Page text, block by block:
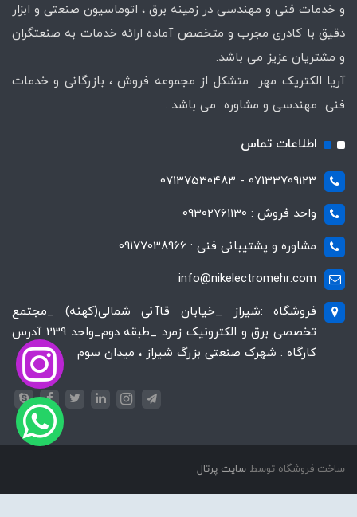
و خدمات فنی و مهندسی در زمینه برق ، اتوماسیون صنعتی و ابزار
دقیق با کادری مجرب و متخصص آماده ارائه خدمات به صنعتگران
و مشتریان عزیز می باشد.
آریا الکتریک مهر متشکل از مجموعه فروش ، بازرگانی و خدمات
فنی مهندسی و مشاوره می باشد .
اطلاعات تماس
07133709123 - 07137530483
واحد فروش : 09302761130
مشاوره و پشتیبانی فنی : 09177038966
info@nikelectromehr.com
فروشگاه :شیراز _خیابان قاآنی شمالی(کهنه) _مجتمع
تخصصی برق و الکترونیک زمرد _طبقه دوم_واحد 239 آدرس
کارگاه : شهرک صنعتی بزرگ شیراز ، میدان سوم
ساخت فروشگاه توسط سایت پرتال